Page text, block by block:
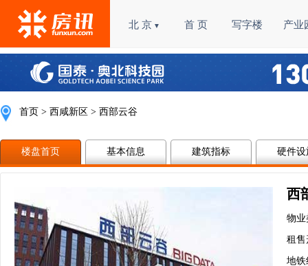
北 京 ▼ 首 页 写字楼 产业
首页 > 西咸新区 > 西部云谷
楼盘首页 基本信息 建筑指标 硬件设
西
物业
租售
地铁